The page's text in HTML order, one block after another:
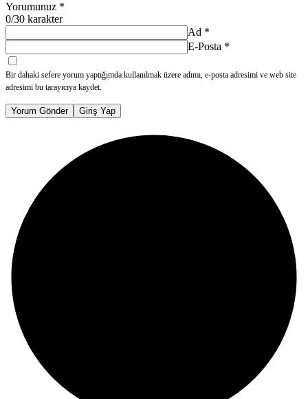
Yorumunuz *
0/30 karakter
Ad *
E-Posta *
Bir dahaki sefere yorum yaptığımda kullanılmak üzere adımı, e-posta adresimi ve web site
adresimi bu tarayıcıya kaydet.
Yorum Gönder Giriş Yap